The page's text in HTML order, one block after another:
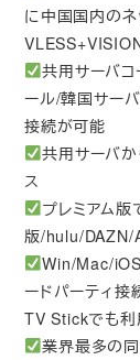
に中国国内の
共用サーバ
ール/韓国サー
接続が可能
共用サーバ
ス
プレミアム
版/hulu/DAZN/
Win/Mac/
ードパーティ
TV Stickでも利
業界最多の